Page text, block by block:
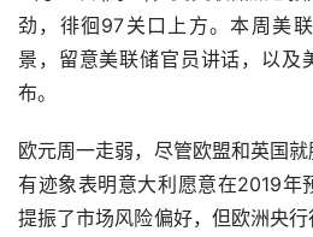
劲，徘徊97关口上方。本周美
景，留意美联储官员讲话，以及
布。
欧元周一走弱，尽管欧盟和英国
有迹象表明意大利愿意在2019年
提振了市场风险偏好，但欧洲央